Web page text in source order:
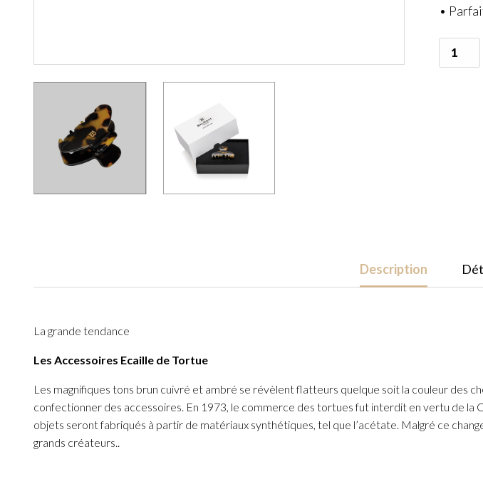
•
quantité
de
Description
La grande tendance
Les Accessoires Ecaille de Tortue
Les magnifiques tons brun cuivré et ambré se révèlent flatteurs quelque soit la couleur des
confectionner des accessoires. En 1973, le commerce des tortues fut interdit en vertu de
objets seront fabriqués à partir de matériaux synthétiques, tel que l’acétate. Malgré ce
grands créateurs..